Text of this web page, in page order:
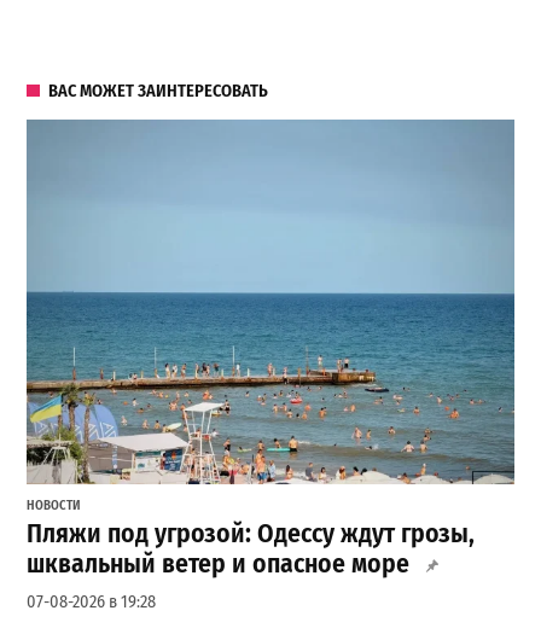
ВАС МОЖЕТ ЗАИНТЕРЕСОВАТЬ
НОВОСТИ
Пляжи под угрозой: Одессу ждут грозы,
шквальный ветер и опасное море
07-08-2026 в 19:28